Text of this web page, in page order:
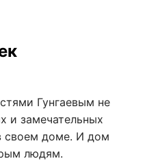
Гунгаевым не
и замечательных
своем доме. И дом
людям.